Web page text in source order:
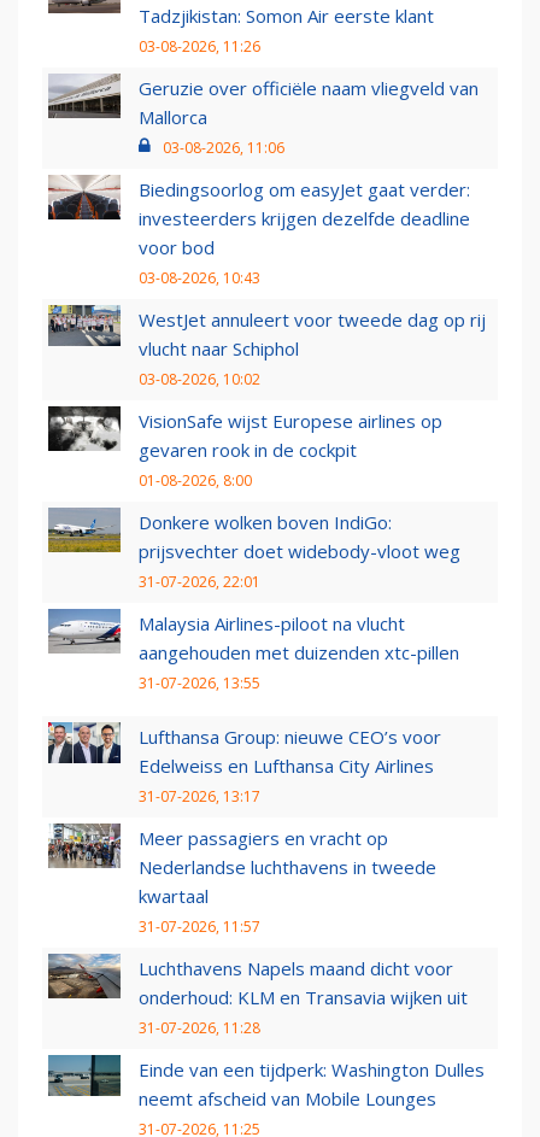
Tadzjikistan: Somon Air eerste klant
03-08-2026, 11:26
Geruzie over officiële naam vliegveld van
Mallorca
03-08-2026, 11:06
Biedingsoorlog om easyJet gaat verder:
investeerders krijgen dezelfde deadline
voor bod
03-08-2026, 10:43
WestJet annuleert voor tweede dag op rij
vlucht naar Schiphol
03-08-2026, 10:02
VisionSafe wijst Europese airlines op
gevaren rook in de cockpit
01-08-2026, 8:00
Donkere wolken boven IndiGo:
prijsvechter doet widebody-vloot weg
31-07-2026, 22:01
Malaysia Airlines-piloot na vlucht
aangehouden met duizenden xtc-pillen
31-07-2026, 13:55
Lufthansa Group: nieuwe CEO’s voor
Edelweiss en Lufthansa City Airlines
31-07-2026, 13:17
Meer passagiers en vracht op
Nederlandse luchthavens in tweede
kwartaal
31-07-2026, 11:57
Luchthavens Napels maand dicht voor
onderhoud: KLM en Transavia wijken uit
31-07-2026, 11:28
Einde van een tijdperk: Washington Dulles
neemt afscheid van Mobile Lounges
31-07-2026, 11:25